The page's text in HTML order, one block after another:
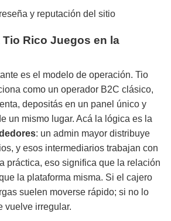
Rico Juegos en la
es el modelo de operación. Tio
como un operador B2C clásico,
depositás en un panel único y
un mismo lugar. Acá la lógica es la
: un admin mayor distribuye
y esos intermediarios trabajan con
práctica, eso significa que la relación
la plataforma misma. Si el cajero
suelen moverse rápido; si no lo
vuelve irregular.